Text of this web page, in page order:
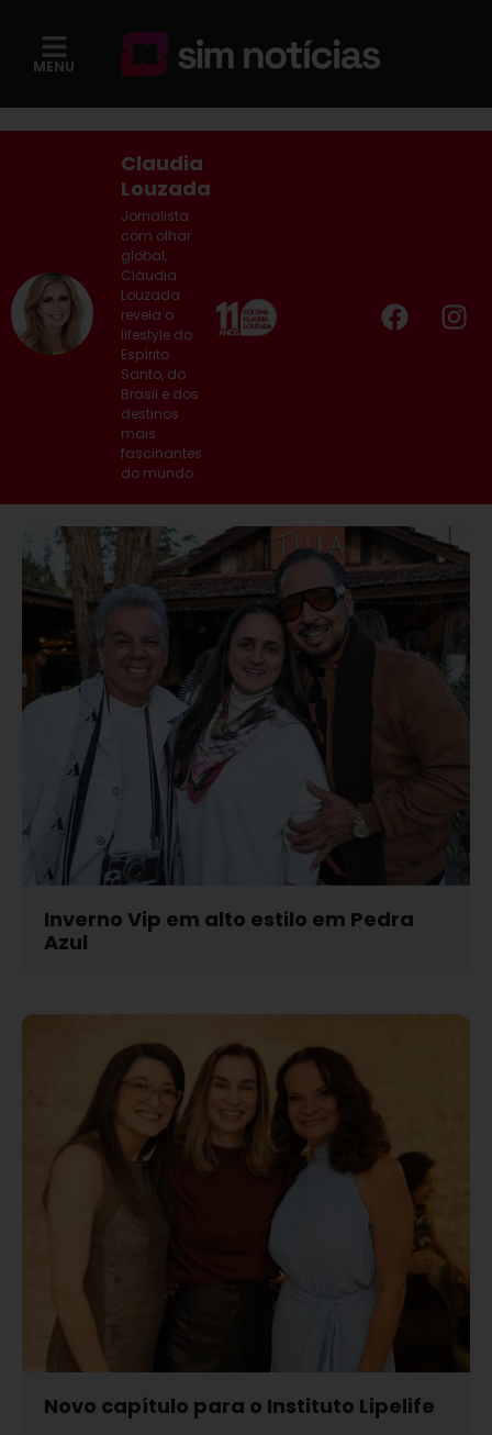
MENU
Claudia
Louzada
Jornalista
com olhar
global,
Cláudia
Louzada
revela o
lifestyle do
Espírito
Santo, do
Brasil e dos
destinos
mais
fascinantes
do mundo.
Inverno Vip em alto estilo em Pedra
Azul
Novo capítulo para o Instituto Lipelife